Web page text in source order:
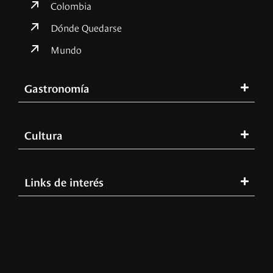
Colombia
Dónde Quedarse
Mundo
Gastronomía
Cultura
Links de interés